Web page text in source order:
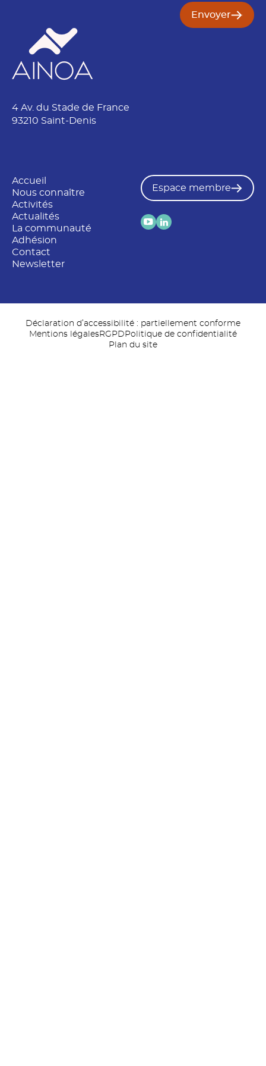
Envoyer
4 Av. du Stade de France
93210 Saint-Denis
Accueil
Nous connaître
Activités
Actualités
La communauté
Adhésion
Contact
Newsletter
Espace membre
Déclaration d’accessibilité : partiellement conforme
Mentions légalesRGPD Politique de confidentialité
Plan du site